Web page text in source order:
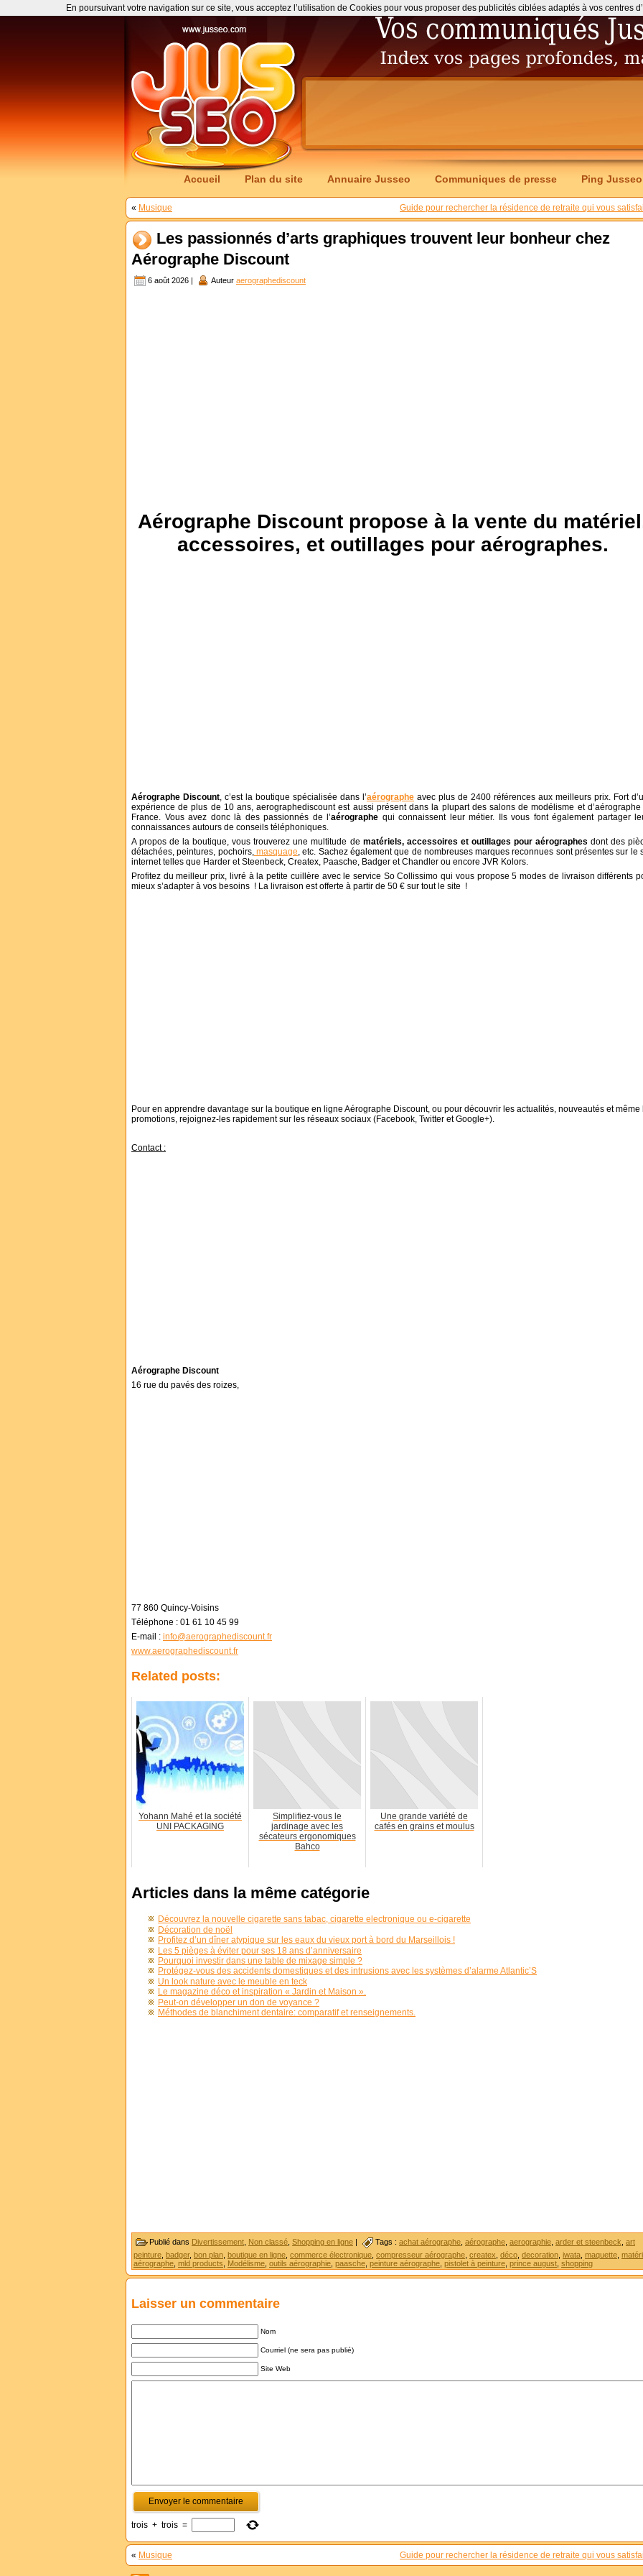
Accueil Plan du site Annuaire Jusseo Communiques de presse Ping Jusseo
« Musique Guide pour rechercher la résidence de retraite qui vous
Les passionnés d’arts graphiques trouvent leur bonheur chez
Aérographe Discount
6 août 2026 | Auteur aerographediscount
Aérographe Discount propose à la vente du
accessoires, et outillages pour aérographes.
Aérographe Discount, c’est la boutique spécialisée dans l’aérographe avec plus de 2400 références aux meilleurs prix. Fort
expérience de plus de 10 ans, aerographediscount est aussi présent dans la plupart des salons de modélisme et d’aérographe
France. Vous avez donc là des passionnés de l’aérographe qui connaissent leur métier. Ils vous font également partager
connaissances autours de conseils téléphoniques.
A propos de la boutique, vous trouverez une multitude de matériels, accessoires et outillages pour aérographes dont des
détachées, peintures, pochoirs,masquage, etc. Sachez également que de nombreuses marques reconnues sont présentes sur le
internet telles que Harder et Steenbeck, Createx, Paasche, Badger et Chandler ou encore JVR Kolors.
Profitez du meilleur prix, livré à la petite cuillère avec le service So Collissimo qui vous propose 5 modes de livraison différents
mieux s’adapter à vos besoins ! La livraison est offerte à partir de 50 € sur tout le site !
Pour en apprendre davantage sur la boutique en ligne Aérographe Discount, ou pour découvrir les actualités, nouveautés et même
promotions, rejoignez-les rapidement sur les réseaux sociaux (Facebook, Twitter et Google+).
Contact :
Aérographe Discount
16 rue du pavés des roizes,
77 860 Quincy-Voisins
Téléphone : 01 61 10 45 99
E-mail : info@aerographediscount.fr
www.aerographediscount.fr
Related posts:
Yohann Mahé et la société
UNI PACKAGING
Simplifiez-vous le
jardinage avec les
sécateurs ergonomiques
Bahco
Une grande variété de
cafés en grains et moulus
Articles dans la même catégorie
Découvrez la nouvelle cigarette sans tabac, cigarette electronique ou e-cigarette
Décoration de noël
Profitez d’un dîner atypique sur les eaux du vieux port à bord du Marseillois !
Les 5 pièges à éviter pour ses 18 ans d’anniversaire
Pourquoi investir dans une table de mixage simple ?
Protégez-vous des accidents domestiques et des intrusions avec les systèmes d’alarme Atlantic’S
Un look nature avec le meuble en teck
Le magazine déco et inspiration « Jardin et Maison ».
Peut-on développer un don de voyance ?
Méthodes de blanchiment dentaire: comparatif et renseignements.
Publié dans Divertissement Non classé Shopping en ligne | Tags : achat aérographe aérographe aerographie arder et steenbeck art
peinture badger, bon plan boutique en ligne commerce électronique compresseur aérographe createx déco decoration iwata maquette
aérographe mld products Modélisme outils aérographie paasche peinture aérographe pistolet à peinture prince august shopping
Laisser un commentaire
Nom
Courriel (ne sera pas publié)
Site Web
trois + trois =
« Musique Guide pour rechercher la résidence de retraite qui vous
En poursuivant votre navigation sur ce site, vous acceptez l’utilisation de Cookies pour vous proposer des publicités ciblées adaptés à vos centres